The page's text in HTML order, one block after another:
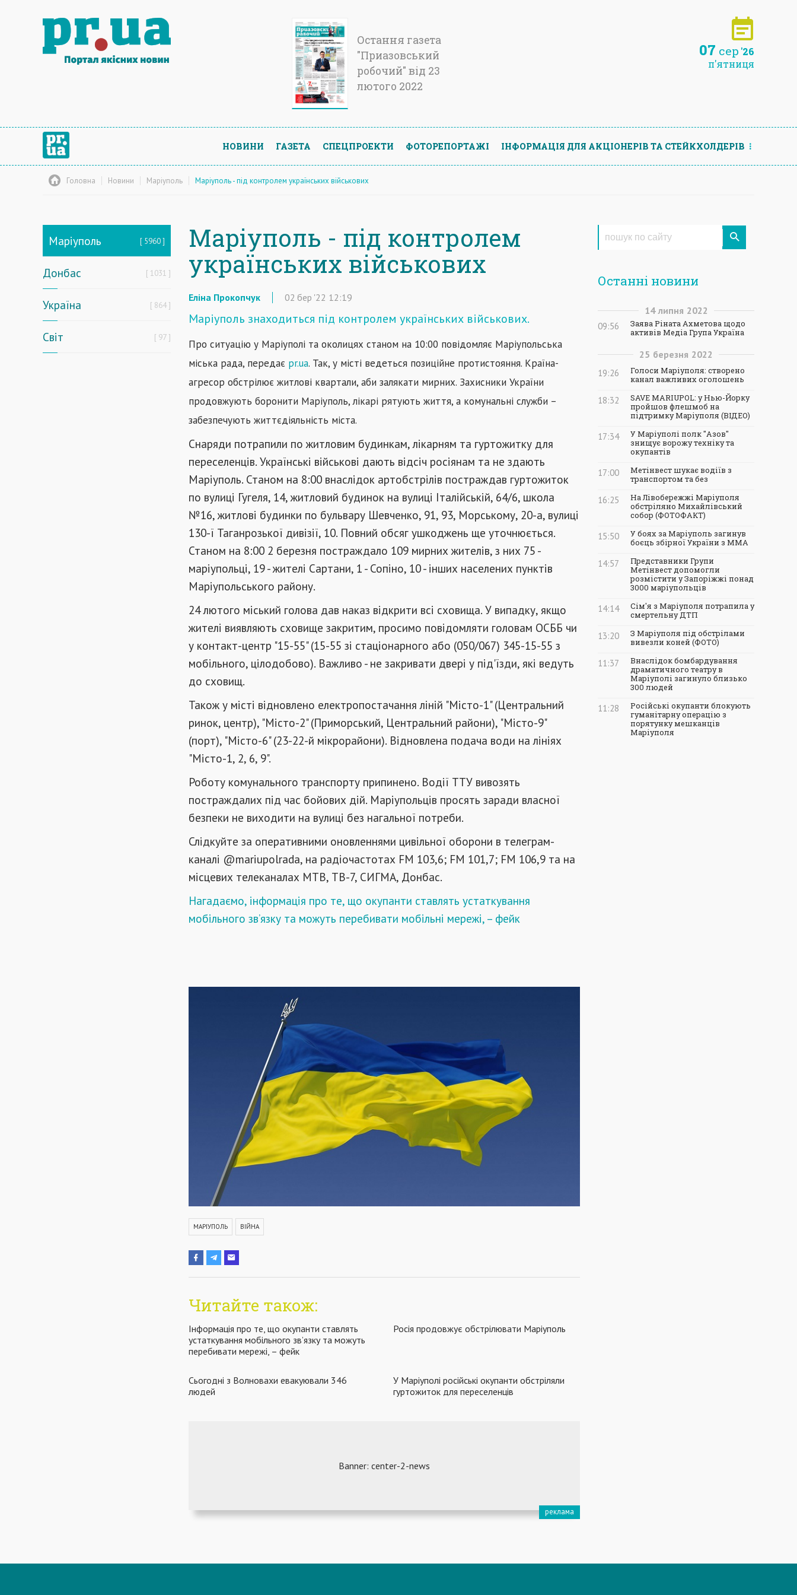
Остання газета
"Приазовський
робочий" від 23
лютого 2022
07 сер '26
п'ятниця
НОВИНИ ГАЗЕТА СПЕЦПРОЕКТИ ФОТОРЕПОРТАЖІ ІНФОРМАЦIЯ ДЛЯ АКЦIОНЕРIВ ТА СТЕЙКХОЛДЕРIВ
Головна Новини Маріуполь Маріуполь - під контролем українських військових
Маріуполь 5960
Донбас 1031
Україна 864
Світ 97
Маріуполь - під контролем
українських військових
Еліна Прокопчук 02 бер '22 12:19
Маріуполь знаходиться під контролем українських військових.
Про ситуацію у Маріуполі та околицях станом на 10:00 повідомляє Маріупольська
міська рада, передає pr.ua. Так, у місті ведеться позиційне протистояння. Країна-
агресор обстрілює житлові квартали, аби залякати мирних. Захисники України
продовжують боронити Маріуполь, лікарі рятують життя, а комунальні служби –
забезпечують життєдіяльність міста.
Снаряди потрапили по житловим будинкам, лікарням та гуртожитку для
переселенців. Українські військові дають відсіч росіянам та не здають
Маріуполь. Станом на 8:00 внаслідок артобстрілів постраждав гуртожиток
по вулиці Гугеля, 14, житловий будинок на вулиці Італійській, 64/6, школа
№16, житлові будинки по бульвару Шевченко, 91, 93, Морському, 20-а, вулиці
130-ї Таганрозької дивізії, 10. Повний обсяг ушкоджень ще уточнюється.
Станом на 8:00 2 березня постраждало 109 мирних жителів, з них 75 -
маріупольці, 19 - жителі Сартани, 1 - Сопіно, 10 - інших населених пунктів
Маріупольського району.
24 лютого міський голова дав наказ відкрити всі сховища. У випадку, якщо
жителі виявляють сховище закритим, просимо повідомляти головам ОСББ чи
у контакт-центр "15-55" (15-55 зі стаціонарного або (050/067) 345-15-55 з
мобільного, цілодобово). Важливо - не закривати двері у під'їзди, які ведуть
до сховищ.
Також у місті відновлено електропостачання ліній "Місто-1" (Центральний
ринок, центр), "Місто-2" (Приморський, Центральний райони), "Місто-9"
(порт), "Місто-6" (23-22-й мікрорайони). Відновлена подача води на лініях
"Місто-1, 2, 6, 9".
Роботу комунального транспорту припинено. Водії ТТУ вивозять
постраждалих під час бойових дій. Маріупольців просять заради власної
безпеки не виходити на вулиці без нагальної потреби.
Слідкуйте за оперативними оновленнями цивільної оборони в телеграм-
каналі @mariupolrada, на радіочастотах FM 103,6; FM 101,7; FM 106,9 та на
місцевих телеканалах МТВ, ТВ-7, СИГМА, Донбас.
Нагадаємо, інформація про те, що окупанти ставлять устаткування
мобільного зв’язку та можуть перебивати мобільні мережі, – фейк
МАРІУПОЛЬ ВІЙНА
Читайте також:
Інформація про те, що окупанти ставлять
устаткування мобільного зв’язку та можуть
перебивати мережі, – фейк
Росія продовжує обстрілювати Маріуполь
Сьогодні з Волновахи евакуювали 346
людей
У Маріуполі російські окупанти обстріляли
гуртожиток для переселенців
Останні новини
14 липня 2022
09:56
Заява Ріната Ахметова щодо
активів Медіа Група Україна
25 березня 2022
19:26
Голоси Маріуполя: створено
канал важливих оголошень
18:32
SAVE MARIUPOL: у Нью-Йорку
пройшов флешмоб на
підтримку Маріуполя (ВІДЕО)
17:34
У Маріуполі полк "Азов"
знищує ворожу техніку та
окупантів
17:00
Метінвест шукає водіїв з
транспортом та без
16:25
На Лівобережжі Маріуполя
обстріляно Михайлівський
собор (ФОТОФАКТ)
15:50
У боях за Маріуполь загинув
боєць збірної України з ММА
14:57
Представники Групи
Метінвест допомогли
розмістити у Запоріжжі понад
3000 маріупольців
14:14
Сім'я з Маріуполя потрапила у
смертельну ДТП
13:20
З Маріуполя під обстрілами
вивезли коней (ФОТО)
11:37
Внаслідок бомбардування
драматичного театру в
Маріуполі загинуло близько
300 людей
11:28
Російські окупанти блокують
гуманітарну операцію з
порятунку мешканців
Маріуполя